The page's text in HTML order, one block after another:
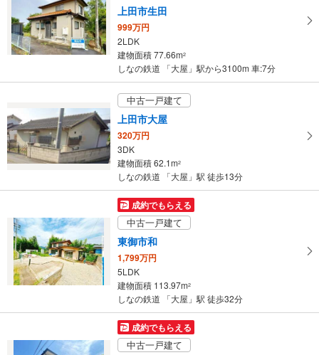
る
・
条
ペ
ー
ジ
保
す
る
上田市生田
999万円
2LDK
建物面積 77.66m2
しなの鉄道 「大屋」駅から3100m 車:7分
中古一戸建て
上田市大屋
320万円
3DK
建物面積 62.1m2
しなの鉄道 「大屋」駅 徒歩13分
成約でもらえる
中古一戸建て
東御市和
1,799万円
5LDK
建物面積 113.97m2
しなの鉄道 「大屋」駅 徒歩32分
成約でもらえる
中古一戸建て